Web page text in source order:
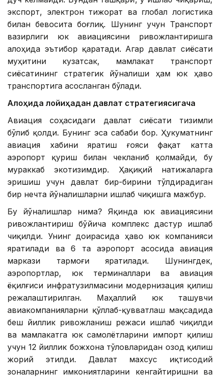
экспорт, электрон тижорат ва глобал логистика
билан бевосита боғлиқ. Шунинг учун Транспорт
вазирлиги юк авиациясини ривожлантиришга
алоҳида эътибор қаратади. Агар давлат сиёсати
муҳитини кузатсак, мамлакат транспорт
сиёсатининг стратегик йўналиши ҳам юк ҳаво
транспортига асосланган бўлади.
Алоҳида лойиҳадан давлат стратегиясигача
Авиация соҳасидаги давлат сиёсати тизимли
бўлиб қолди. Бунинг эса сабаби бор. Ҳукуматнинг
авиация хабини яратиш ғояси фақат катта
аэропорт қуриш билан чекланиб қолмайди, бу
мураккаб экотизимдир. Ҳақиқий натижаларга
эришиш учун давлат бир-бирини тўлдирадиган
бир нечта йўналишларни ишлаб чиқишга мажбур.
Бу йўналишлар нима? Яқинда юк авиациясини
ривожлантириш бўйича комплекс дастур ишлаб
чиқилди. Унинг доирасида ҳаво юк компанияси
яратилади ва 6 та аэропорт асосида авиация
маркази тармоғи яратилади. Шунингдек,
аэропортлар, юк терминаллари ва авиация
ёқилғиси инфратузилмасини модернизация қилиш
режалаштирилган. Маҳаллий юк ташувчи
авиакомпанияларни қўллаб-қувватлаш мақсадида
беш йиллик ривожланиш режаси ишлаб чиқилди
ва мамлакатга юк самолётларини импорт қилиш
учун 12 йиллик божхона тўловларидан озод қилиш
жорий этилди. Давлат махсус иқтисодий
зоналарнинг имкониятларини кенгайтиришни ва